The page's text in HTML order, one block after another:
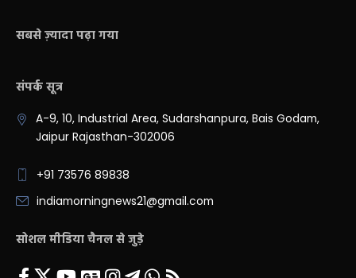
सबसे ज़्यादा पढ़ा गया
संपर्क सूत्र
A-9, 10, Industrial Area, Sudarshanpura, Bais Godam,
Jaipur Rajasthan-302006
+91 73576 89838
indiamorningnews21@gmail.com
सोशल मीडिया चैनल से जुड़े